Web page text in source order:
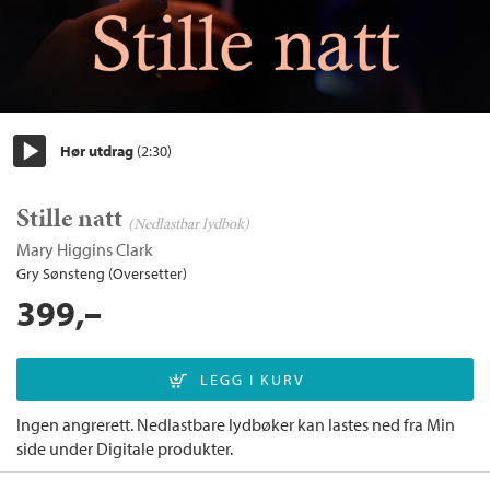
Hør utdrag (2:30)
Stille natt (Nedlastbar lydbok)
Mary Higgins Clark
Gry Sønsteng (Oversetter)
399,–
Ingen angrerett. Nedlastbare lydbøker kan lastes ned fra Min
side under Digitale produkter.